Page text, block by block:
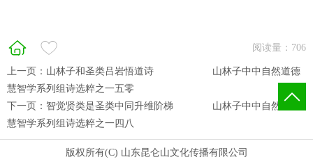
阅读量： 706
上一页： 山林子和圣类吕岩悟道诗 ​ ​ ​ 山林子中中自然道德
慧智学系列组诗选粹之一五零
下一页： 智觉贤类是圣类中同升维阶梯​ ​ ​ 山林子中中自然道德
慧智学系列组诗选粹之一四八
版权所有(C) 山东昆仑山文化传播有限公司